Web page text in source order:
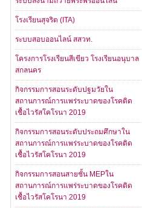
โรงเรียนสุจริต (ITA)
ระบบสอบออนไลน์ สสวท.
โครงการโรงเรียนสีเขียว โรงเรียนอนุบาล
สกลนคร
กิจกรรมการสอนระดับปฐมวัยใน
สถานการณ์การแพร่ระบาดของโรคติด
เชื้อไวรัสโคโรนา 2019
กิจกรรมการสอนระดับประถมศึกษาใน
สถานการณ์การแพร่ระบาดของโรคติด
เชื้อไวรัสโคโรนา 2019
กิจกรรมการสอนสายชั้น MEPใน
สถานการณ์การแพร่ระบาดของโรคติด
เชื้อไวรัสโคโรนา 2019